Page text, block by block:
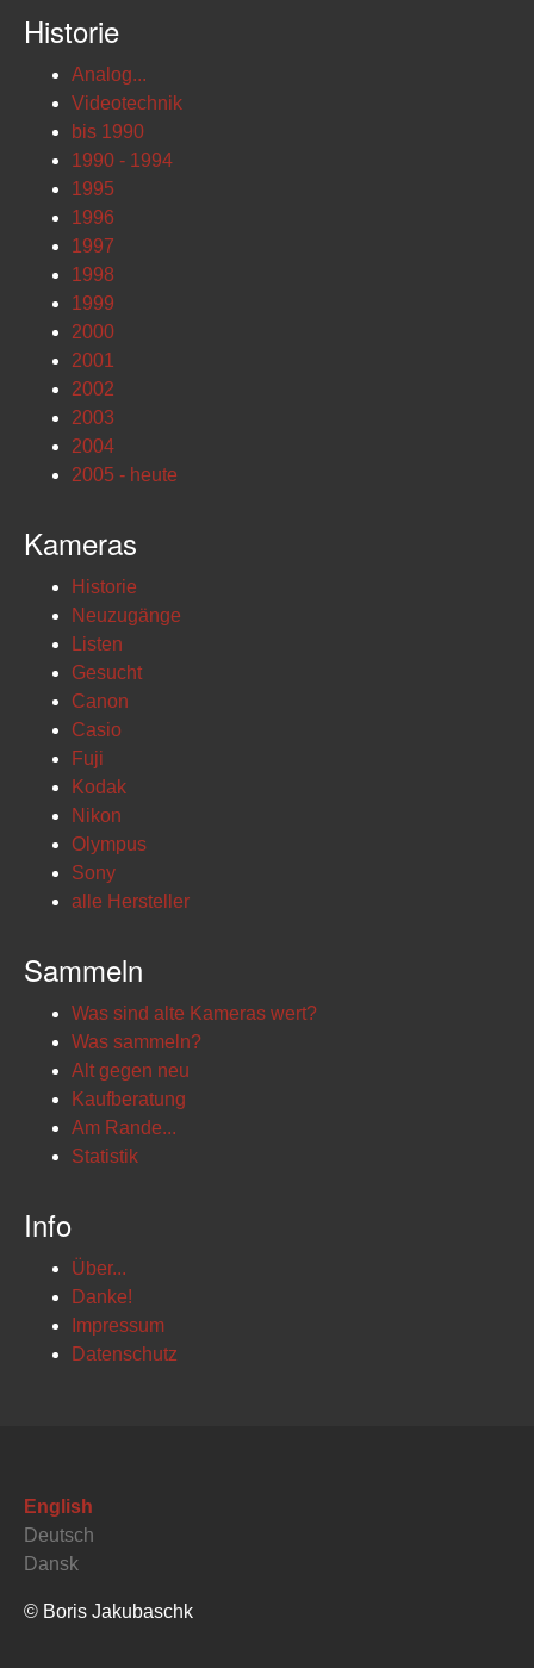
Historie
Analog...
Videotechnik
bis 1990
1990 - 1994
1995
1996
1997
1998
1999
2000
2001
2002
2003
2004
2005 - heute
Kameras
Historie
Neuzugänge
Listen
Gesucht
Canon
Casio
Fuji
Kodak
Nikon
Olympus
Sony
alle Hersteller
Sammeln
Was sind alte Kameras wert?
Was sammeln?
Alt gegen neu
Kaufberatung
Am Rande...
Statistik
Info
Über...
Danke!
Impressum
Datenschutz
English
Deutsch
Dansk
© Boris Jakubaschk